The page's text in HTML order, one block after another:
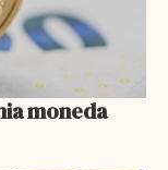
moneda